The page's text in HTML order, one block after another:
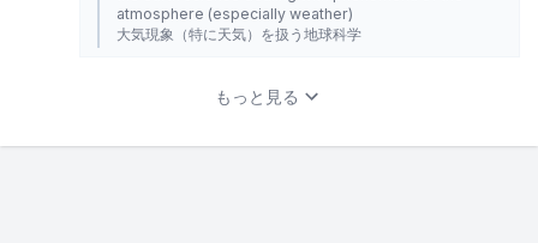
atmosphere (especially weather)
大気現象（特に天気）を扱う地球科学
もっと見る